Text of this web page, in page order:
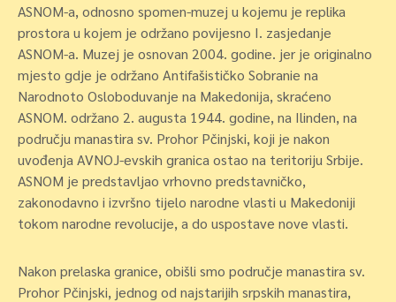
ASNOM-a, odnosno spomen-muzej u kojemu je replika
prostora u kojem je održano povijesno I. zasjedanje
ASNOM-a. Muzej je osnovan 2004. godine. jer je originalno
mjesto gdje je održano Antifašističko Sobranie na
Narodnoto Osloboduvanje na Makedonija, skraćeno
ASNOM. održano 2. augusta 1944. godine, na Ilinden, na
području manastira sv. Prohor Pčinjski, koji je nakon
uvođenja AVNOJ-evskih granica ostao na teritoriju Srbije.
ASNOM je predstavljao vrhovno predstavničko,
zakonodavno i izvršno tijelo narodne vlasti u Makedoniji
tokom narodne revolucije, a do uspostave nove vlasti.
Nakon prelaska granice, obišli smo područje manastira sv.
Prohor Pčinjski, jednog od najstarijih srpskih manastira,